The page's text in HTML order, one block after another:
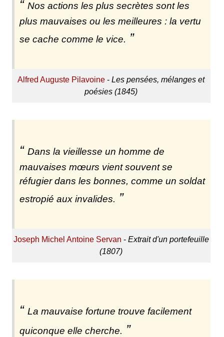
Nos actions les plus secrètes sont les
plus mauvaises ou les meilleures : la vertu
se cache comme le vice.
Alfred Auguste Pilavoine -Les pensées, mélanges et
poésies (1845)
Dans la vieillesse un homme de
mauvaises mœurs vient souvent se
réfugier dans les bonnes, comme un soldat
estropié aux invalides.
Joseph Michel Antoine Servan - Extrait d'un portefeuille
(1807)
La mauvaise fortune trouve facilement
quiconque elle cherche.